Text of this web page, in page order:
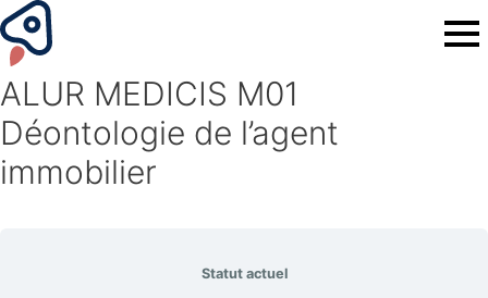
ALUR MEDICIS M01
Déontologie de l’agent
immobilier
Statut actuel